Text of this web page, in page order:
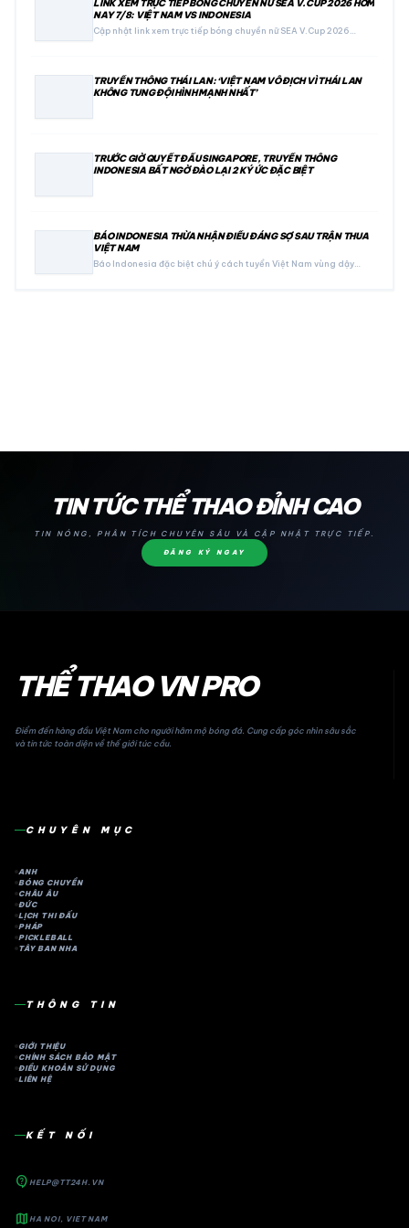
LINK XEM TRỰC TIẾP BÓNG CHUYỀN NỮ SEA V.CUP 2026 HÔM
NAY 7/8: VIỆT NAM VS INDONESIA
Cập nhật link xem trực tiếp bóng chuyền nữ SEA V.Cup 2026…
TRUYỀN THÔNG THÁI LAN: ‘VIỆT NAM VÔ ĐỊCH VÌ THÁI LAN
KHÔNG TUNG ĐỘI HÌNH MẠNH NHẤT’
TRƯỚC GIỜ QUYẾT ĐẤU SINGAPORE, TRUYỀN THÔNG
INDONESIA BẤT NGỜ ĐÀO LẠI 2 KÝ ỨC ĐẶC BIỆT
BÁO INDONESIA THỪA NHẬN ĐIỀU ĐÁNG SỢ SAU TRẬN THUA
VIỆT NAM
Báo Indonesia đặc biệt chú ý cách tuyển Việt Nam vùng dậy…
TIN TỨC THỂ THAO ĐỈNH CAO
TIN NÓNG, PHÂN TÍCH CHUYÊN SÂU VÀ CẬP NHẬT TRỰC TIẾP.
ĐĂNG KÝ NGAY
THỂ THAO VN PRO
Điểm đến hàng đầu Việt Nam cho người hâm mộ bóng đá. Cung cấp góc nhìn sâu sắc
và tin tức toàn diện về thế giới túc cầu.
CHUYÊN MỤC
ANH
BÓNG CHUYỀN
CHÂU ÂU
ĐỨC
LỊCH THI ĐẤU
PHÁP
PICKLEBALL
TÂY BAN NHA
THÔNG TIN
GIỚI THIỆU
CHÍNH SÁCH BẢO MẬT
ĐIỀU KHOẢN SỬ DỤNG
LIÊN HỆ
KẾT NỐI
contact_support HELP@TT24H.VN
map HA NOI, VIET NAM